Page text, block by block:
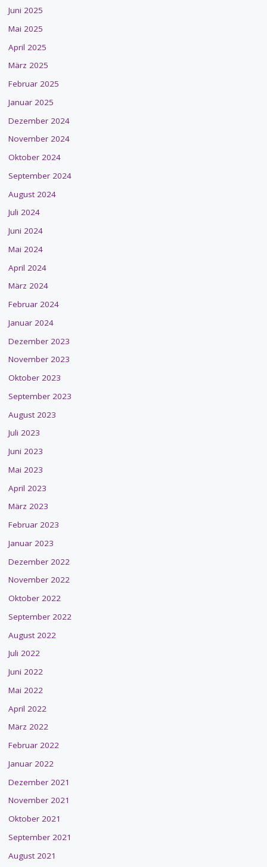
Juni 2025
Mai 2025
April 2025
März 2025
Februar 2025
Januar 2025
Dezember 2024
November 2024
Oktober 2024
September 2024
August 2024
Juli 2024
Juni 2024
Mai 2024
April 2024
März 2024
Februar 2024
Januar 2024
Dezember 2023
November 2023
Oktober 2023
September 2023
August 2023
Juli 2023
Juni 2023
Mai 2023
April 2023
März 2023
Februar 2023
Januar 2023
Dezember 2022
November 2022
Oktober 2022
September 2022
August 2022
Juli 2022
Juni 2022
Mai 2022
April 2022
März 2022
Februar 2022
Januar 2022
Dezember 2021
November 2021
Oktober 2021
September 2021
August 2021